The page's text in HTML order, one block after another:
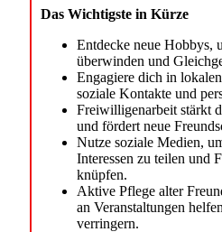
Das Wichtigste in Kürze
Entdecke neue Hobbys,
überwinden und
Engagiere dich in
soziale Kontakte und
Freiwilligenarbeit stärkt
und fördert neue
Nutze soziale Medien,
Interessen zu teilen und
knüpfen.
Aktive Pflege alter
an Veranstaltungen
verringern.